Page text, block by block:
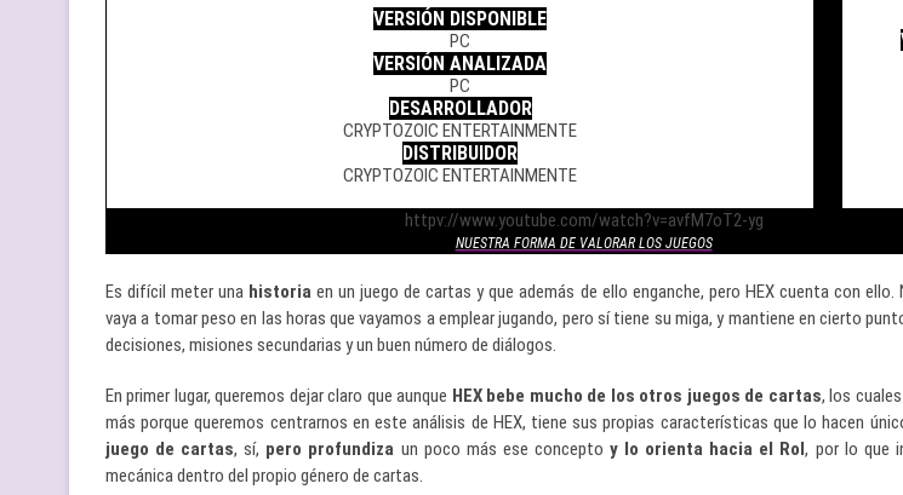
VERSIÓN DISPONIBLE
PC
VERSIÓN ANALIZADA
PC
DESARROLLADOR
CRYPTOZOIC ENTERTAINMENTE
DISTRIBUIDOR
CRYPTOZOIC ENTERTAINMENTE
httpv://www.youtube.com/watch?v=avfM7oT2-yg
NUESTRA FORMA DE VALORAR LOS JUEGOS
Es difícil meter una historiaen un juego de cartas y que además de ello enganche, pero HEX cuenta con
vaya a tomar peso en las horas que vayamos a emplear jugando, pero sí tiene su miga, y mantiene en cierto
decisiones, misiones secundarias y un buen número de diálogos.
En primer lugar, queremos dejar claro que aunque HEX bebe mucho de los otros juegos de cartas, los
más porque queremos centrarnos en este análisis de HEX, tiene sus propias características que lo hacen
juego de cartas, sí, pero profundiza un poco más ese concepto y lo orienta hacia el Rol, por lo que
mecánica dentro del propio género de cartas.